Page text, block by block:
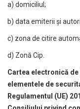
a) domiciliul;
b) data emiterii și
c) zona de citire
d) Zonă Cip.
Cartea electronică
elementele de
Regulamentul (UE)